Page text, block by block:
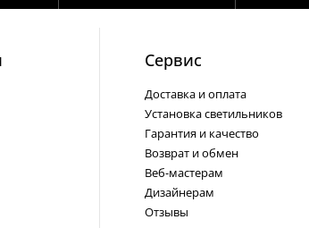
Cервис
Доставка и оплата
Установка светильников
Гарантия и качество
Возврат и обмен
Веб-мастерам
Дизайнерам
Отзывы